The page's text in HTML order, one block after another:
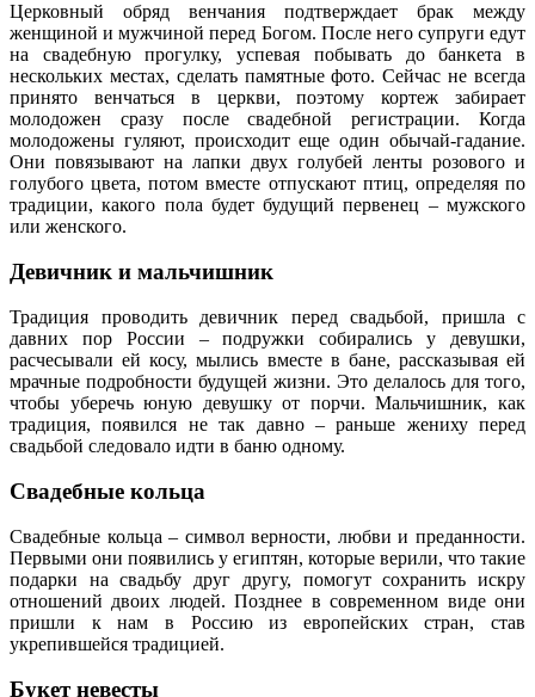
Церковный обряд венчания подтверждает брак между
женщиной и мужчиной перед Богом. После него супруги едут
на свадебную прогулку, успевая побывать до банкета в
нескольких местах, сделать памятные фото. Сейчас не всегда
принято венчаться в церкви, поэтому кортеж забирает
молодожен сразу после свадебной регистрации. Когда
молодожены гуляют, происходит еще один обычай-гадание.
Они повязывают на лапки двух голубей ленты розового и
голубого цвета, потом вместе отпускают птиц, определяя по
традиции, какого пола будет будущий первенец – мужского
или женского.
Девичник и мальчишник
Традиция проводить девичник перед свадьбой, пришла с
давних пор России – подружки собирались у девушки,
расчесывали ей косу, мылись вместе в бане, рассказывая ей
мрачные подробности будущей жизни. Это делалось для того,
чтобы уберечь юную девушку от порчи. Мальчишник, как
традиция, появился не так давно – раньше жениху перед
свадьбой следовало идти в баню одному.
Свадебные кольца
Свадебные кольца – символ верности, любви и преданности.
Первыми они появились у египтян, которые верили, что такие
подарки на свадьбу друг другу, помогут сохранить искру
отношений двоих людей. Позднее в современном виде они
пришли к нам в Россию из европейских стран, став
укрепившейся традицией.
Букет невесты